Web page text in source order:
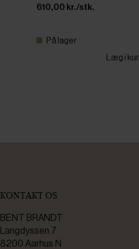
610,00 kr./stk.
På lager
Læg i
KONTAKT OS
BENT BRANDT
Langdyssen 7
8200 Aarhus N